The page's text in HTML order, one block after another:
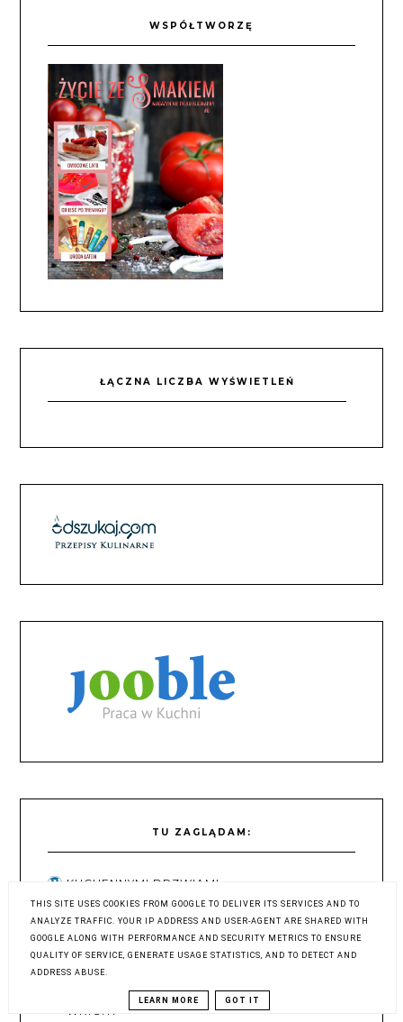
WSPÓŁTWORZĘ
ŁĄCZNA LICZBA WYŚWIETLEŃ
TU ZAGLĄDAM:
KUCHENNYMI DRZWIAMI
1 dzień temu
SIMPLY DELICIOUS
1 dzień temu
RECIPES + PHOTOGRAPHY BY LAURA
THIS SITE USES COOKIES FROM GOOGLE TO DELIVER ITS SERVICES AND TO
ANALYZE TRAFFIC. YOUR IP ADDRESS AND USER-AGENT ARE SHARED WITH
GOOGLE ALONG WITH PERFORMANCE AND SECURITY METRICS TO ENSURE
QUALITY OF SERVICE, GENERATE USAGE STATISTICS, AND TO DETECT AND
ADDRESS ABUSE.
LEARN MORE GOT IT